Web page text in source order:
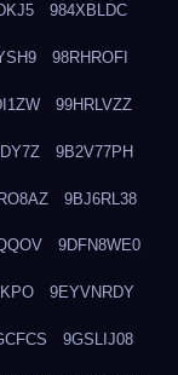
984XBLDC
98RHROFI
99HRLVZZ
9B2V77PH
9BJ6RL38
9DFN8WE0
9EYVNRDY
9GSLIJ08